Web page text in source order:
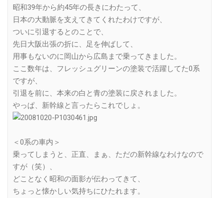
昭和39年から約45年の長きにわたって、
日本の大動脈を支えてきてくれたわけですが、
ついに引退するとのことで、
先日大阪出張の折に、足を伸ばして、
用事もないのに岡山から広島まで乗ってきました。
ここ数年は、フレッシュグリーンの塗装で活躍してた0系
ですが、
引退を前に、本来の白と青の塗装に戻されました。
やっぱ、新幹線と言ったらこれでしょ。
＜0系の車内＞
乗ってしまうと、正直、まぁ、ただの新幹線なわけなので
すが（笑）、
どことなく昭和の面影が伝わってきて、
ちょっと懐かしい気持ちにひたれます。